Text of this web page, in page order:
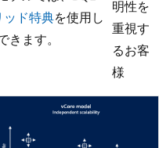
ド特典を使用し
ます。
明性を
重視す
るお客
様